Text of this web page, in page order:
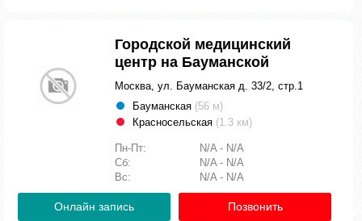
Городской медицинский
центр на Бауманской
Москва, ул. Бауманская д. 33/2, стр.1
Бауманская (56 м)
Красносельская (1.3 км)
Пн-Пт:
N/A - N/A
Сб:
N/A - N/A
Вс:
N/A - N/A
Онлайн запись Позвонить